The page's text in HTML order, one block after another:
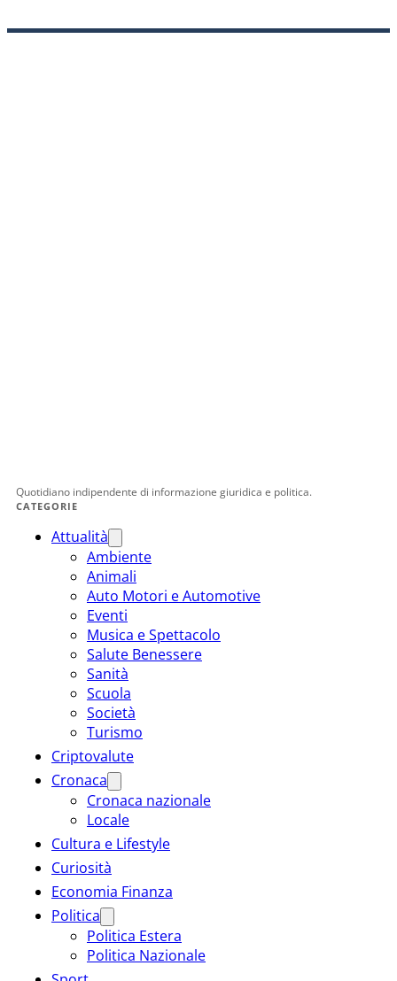
Quotidiano indipendente di informazione giuridica e politica.
CATEGORIE
Attualità
Ambiente
Animali
Auto Motori e Automotive
Eventi
Musica e Spettacolo
Salute Benessere
Sanità
Scuola
Società
Turismo
Criptovalute
Cronaca
Cronaca nazionale
Locale
Cultura e Lifestyle
Curiosità
Economia Finanza
Politica
Politica Estera
Politica Nazionale